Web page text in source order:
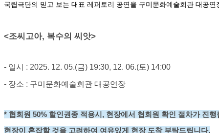
국립극단의 믿고 보는 대표 레퍼토리 공연을 구미문화예술회관 대공
<조씨고아, 복수의 씨앗>
- 일시 : 2025. 12. 05.(금) 19:30, 12. 06.(토) 14:00
- 장소 : 구미문화예술회관 대공연장
* 협회원 50% 할인권종 적용시, 현장에서 협회원 확인 절차가 진행
현장이 혼잡할 것을 고려하여 여유있게 현장 도착 부탁드립니다.